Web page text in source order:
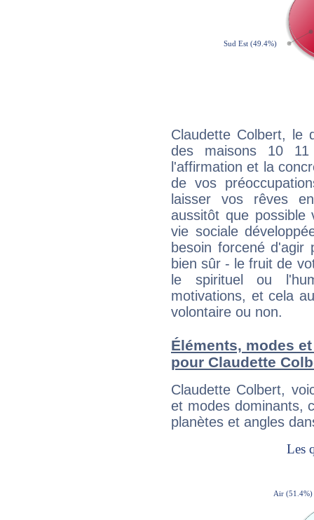
Claudette Colbert, le
des maisons 10
l'affirmation et la
de vos
laisser vos rêves
aussitôt que
vie sociale
besoin forcené
bien sûr - le fruit de
le spirituel ou
motivations, et cela
volontaire ou non.
Éléments, modes
pour Claudette
Claudette Colbert,
et modes dominants,
planètes et angles